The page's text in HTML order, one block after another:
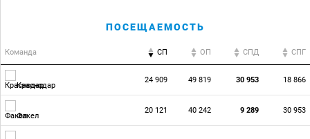
ПОСЕЩАЕМОСТЬ
Команда СП ОП CПД CПГ
Краснодар
24 909 49 819 30 953 18 866
Факел
20 121 40 242 9 289 30 953